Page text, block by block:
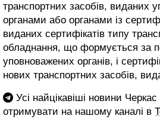
транспортних засобів, виданих
органами або органами із
виданих сертифікатів типу
обладнання, що формується за
уповноважених органів, і
нових транспортних засобів,
Усі найцікавіші новини
отримувати на нашому каналі в